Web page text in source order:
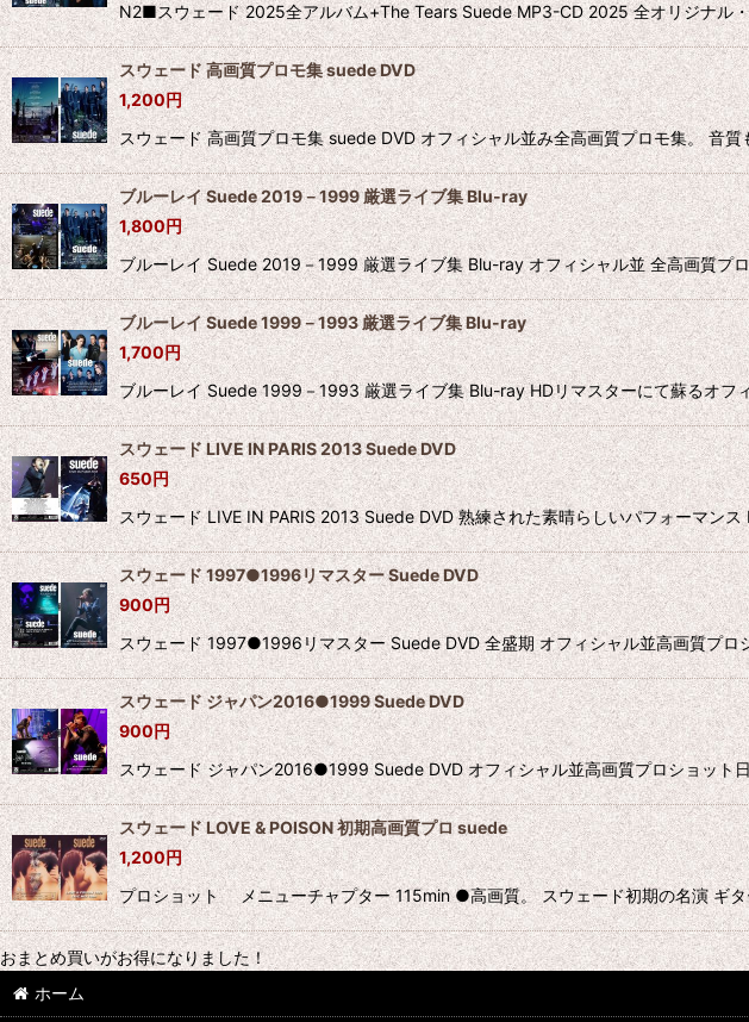
N2■スウェード 2025全アルバム+The Tears Suede MP3-CD 2025 全オリジナル
スウェード 高画質プロモ集 suede DVD
1,200円
スウェード 高画質プロモ集 suede DVD オフィシャル並み全高画質プロモ集。
ブルーレイ Suede 2019－1999 厳選ライブ集 Blu-ray
1,800円
ブルーレイ Suede 2019－1999 厳選ライブ集 Blu-ray オフィシャル並 全高画質
ブルーレイ Suede 1999－1993 厳選ライブ集 Blu-ray
1,700円
ブルーレイ Suede 1999－1993 厳選ライブ集 Blu-ray HDリマスターにて蘇るオ
スウェード LIVE IN PARIS 2013 Suede DVD
650円
スウェード LIVE IN PARIS 2013 Suede DVD 熟練された素晴らしいパフォーマン
スウェード 1997●1996リマスター Suede DVD
900円
スウェード 1997●1996リマスター Suede DVD 全盛期 オフィシャル並高画質プ
スウェード ジャパン2016●1999 Suede DVD
900円
スウェード ジャパン2016●1999 Suede DVD オフィシャル並高画質プロショッ
スウェード LOVE & POISON 初期高画質プロ suede
1,200円
プロショット メニューチャプター 115min ●高画質。 スウェード初期の名演 ギ
おまとめ買いがお得になりました！
ホーム